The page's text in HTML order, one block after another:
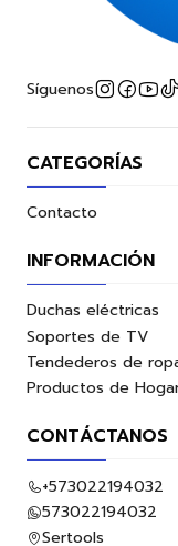
Síguenos
CATEGORÍAS
Contacto
INFORMACIÓN
Duchas eléctricas
Soportes de TV
Tendederos de
Productos de
CONTÁCTANOS
+573022194032
573022194032
Sertools